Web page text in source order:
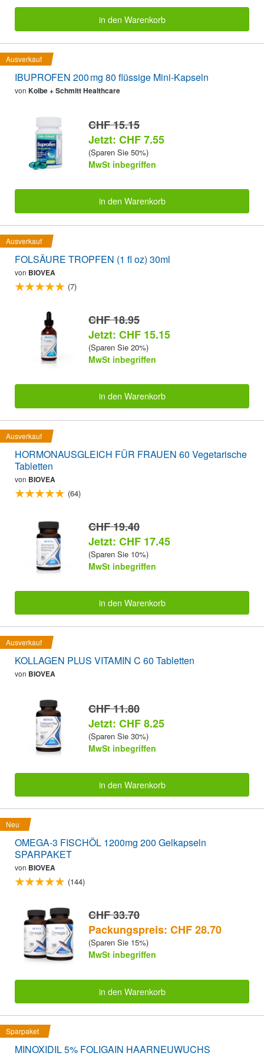
in den Warenkorb
Ausverkauf
IBUPROFEN 200 mg 80 flüssige Mini-Kapseln
von Kolbe + Schmitt Healthcare
CHF 15.15
Jetzt: CHF 7.55
(Sparen Sie 50%)
MwSt inbegriffen
in den Warenkorb
Ausverkauf
FOLSÄURE TROPFEN (1 fl oz) 30ml
von BIOVEA
(7)
CHF 18.95
Jetzt: CHF 15.15
(Sparen Sie 20%)
MwSt inbegriffen
in den Warenkorb
Ausverkauf
HORMONAUSGLEICH FÜR FRAUEN 60 Vegetarische
Tabletten
von BIOVEA
(64)
CHF 19.40
Jetzt: CHF 17.45
(Sparen Sie 10%)
MwSt inbegriffen
in den Warenkorb
Ausverkauf
KOLLAGEN PLUS VITAMIN C 60 Tabletten
von BIOVEA
CHF 11.80
Jetzt: CHF 8.25
(Sparen Sie 30%)
MwSt inbegriffen
in den Warenkorb
Neu
OMEGA-3 FISCHÖL 1200mg 200 Gelkapseln
SPARPAKET
von BIOVEA
(144)
CHF 33.70
Packungspreis: CHF 28.70
(Sparen Sie 15%)
MwSt inbegriffen
in den Warenkorb
Sparpaket
MINOXIDIL 5% FOLIGAIN HAARNEUWUCHS